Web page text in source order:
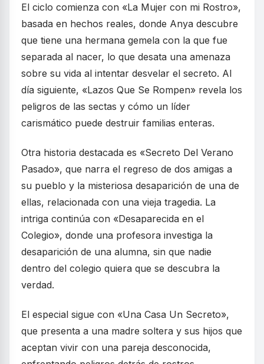
El ciclo comienza con «La Mujer con mi Rostro»,
basada en hechos reales, donde Anya descubre
que tiene una hermana gemela con la que fue
separada al nacer, lo que desata una amenaza
sobre su vida al intentar desvelar el secreto. Al
día siguiente, «Lazos Que Se Rompen» revela los
peligros de las sectas y cómo un líder
carismático puede destruir familias enteras.
Otra historia destacada es «Secreto Del Verano
Pasado», que narra el regreso de dos amigas a
su pueblo y la misteriosa desaparición de una de
ellas, relacionada con una vieja tragedia. La
intriga continúa con «Desaparecida en el
Colegio», donde una profesora investiga la
desaparición de una alumna, sin que nadie
dentro del colegio quiera que se descubra la
verdad.
El especial sigue con «Una Casa Un Secreto»,
que presenta a una madre soltera y sus hijos que
aceptan vivir con una pareja desconocida,